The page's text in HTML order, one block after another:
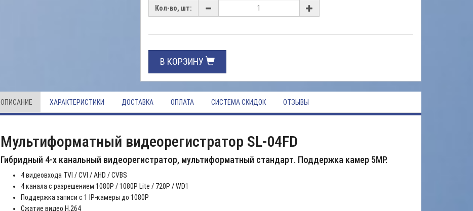
Кол-во, шт:
В КОРЗИНУ
ОПИСАНИЕ ХАРАКТЕРИСТИКИ ДОСТАВКА ОПЛАТА СИСТЕМА СКИДОК ОТЗЫВЫ
Мультиформатный видеорегистратор SL-04FD
Гибридный 4-х канальный видеорегистратор, мультиформатный стандарт. Поддержка камер 5MР.
4 видеовхода TVI / CVI / AHD / CVBS
4 канала с разрешением 1080P / 1080P Lite / 720P / WD1
Поддержка записи c 1 IP-камеры до 1080P
Сжатие видео H.264